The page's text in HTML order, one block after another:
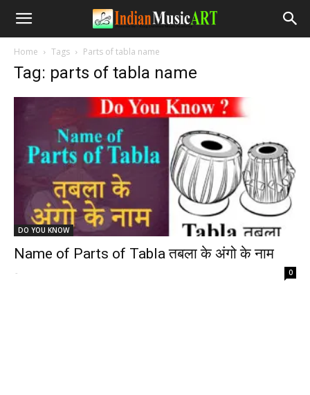
Home Tags Parts of tabla name
Tag: parts of tabla name
DO YOU KNOW
Name of Parts of Tabla तबला के अंगो के नाम
- 0